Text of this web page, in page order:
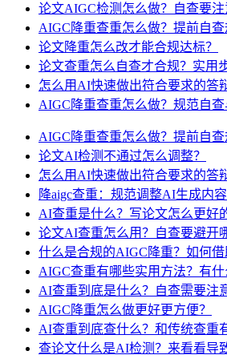
论文AIGC检测怎么做？自查要
AIGC降重查重怎么做？提前自
论文降重怎么改才能合规达标？
论文查重怎么自查才合规？实用
怎么用AI快速做出符合要求的答
AIGC降重查重怎么做？规范自
AIGC降重查重怎么做？提前自
论文AI检测不通过怎么调整？
怎么用AI快速做出符合要求的答
降aigc查重：规范调整AI生成内
AI查重是什么？写论文怎么更好
论文AI查重怎么用？自查要避开
什么是合规的AIGC降重？如何
AIGC查重有哪些实用方法？有什
AI查重到底是什么？自查需要注
AIGC降重怎么做更好更方便？
AI查重到底查什么？和传统查重
查论文什么是AI检测？来看看导